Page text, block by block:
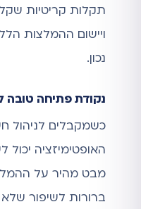
תקלות קריטיות
ויישום ההמלצות
נכון.
נקודת פתיחה טובה
כשמקבלים לניהול
האופטימיזציה יכול
מבט מהיר על
ברורות לשיפור